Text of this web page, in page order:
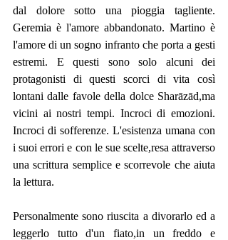
dal dolore sotto una pioggia tagliente.
Geremia è l'amore abbandonato. Martino è
l'amore di un sogno infranto che porta a gesti
estremi. E questi sono solo alcuni dei
protagonisti di questi scorci di vita così
lontani dalle favole della dolce Sharāzād,ma
vicini ai nostri tempi. Incroci di emozioni.
Incroci di sofferenze. L'esistenza umana con
i suoi errori e con le sue scelte,resa attraverso
una scrittura semplice e scorrevole che aiuta
la lettura.
Personalmente sono riuscita a divorarlo ed a
leggerlo tutto d'un fiato,in un freddo e